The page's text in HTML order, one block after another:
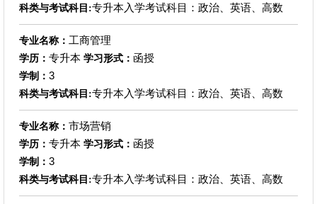
科类与考试科目:专升本入学考试科目：政治、英语、高数
专业名称： 工商管理
学历： 专升本 学习形式： 函授
学制： 3
科类与考试科目:专升本入学考试科目：政治、英语、高数
专业名称： 市场营销
学历： 专升本 学习形式： 函授
学制： 3
科类与考试科目:专升本入学考试科目：政治、英语、高数